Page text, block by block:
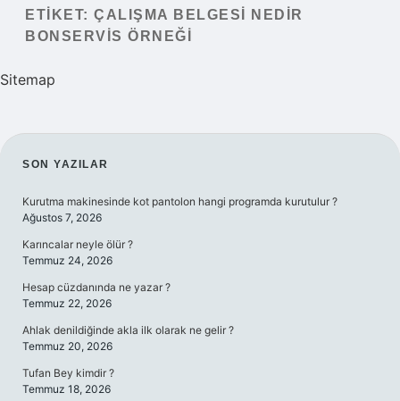
Yasal Uyarı
Hakkımızda
ETIKET: ÇALIŞMA BELGESI NEDIR
BONSERVIS ÖRNEĞI
Sitemap
SIDEBAR
SON YAZILAR
Kurutma makinesinde kot pantolon hangi programda kurutulur ?
Ağustos 7, 2026
Karıncalar neyle ölür ?
Temmuz 24, 2026
Hesap cüzdanında ne yazar ?
Temmuz 22, 2026
Ahlak denildiğinde akla ilk olarak ne gelir ?
Temmuz 20, 2026
Tufan Bey kimdir ?
Temmuz 18, 2026